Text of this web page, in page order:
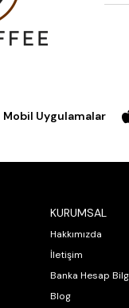
Mobil Uygulamalar
KURUMSAL
Hakkımızda
İletişim
Banka Hesap
Blog